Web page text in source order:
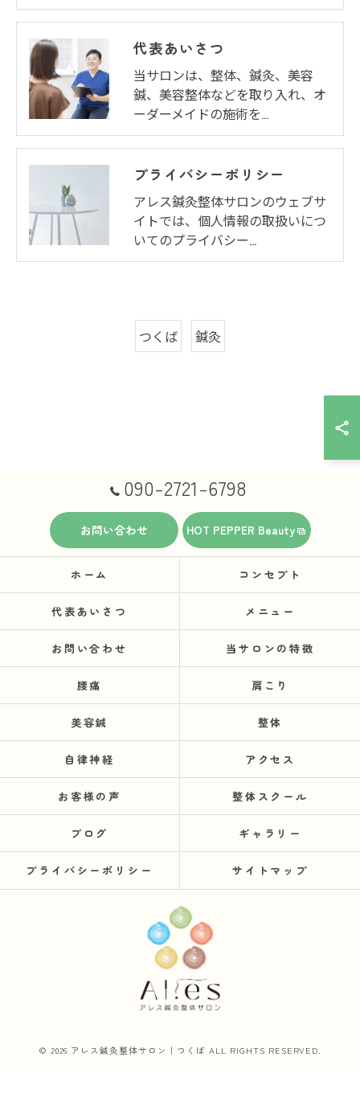
代表あいさつ
当サロンは、整体、鍼灸、美容
鍼、美容整体などを取り入れ、オ
ーダーメイドの施術を…
プライバシーポリシー
アレス鍼灸整体サロンのウェブサ
イトでは、個人情報の取扱いにつ
いてのプライバシー…
つくば 鍼灸
090-2721-6798
お問い合わせ HOT PEPPER Beauty
ホーム コンセプト
代表あいさつ メニュー
お問い合わせ 当サロンの特徴
腰痛 肩こり
美容鍼 整体
自律神経 アクセス
お客様の声 整体スクール
ブログ ギャラリー
プライバシーポリシー サイトマップ
© 2026 アレス鍼灸整体サロン｜つくば ALL RIGHTS RESERVED.